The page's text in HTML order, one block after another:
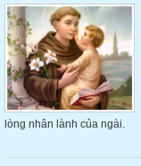
lòng nhân lành của ngài.